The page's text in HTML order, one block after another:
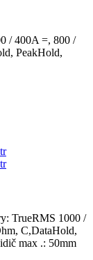
/ 400A =, 800 /
PeakHold,
TrueRMS 1000 /
C,DataHold,
max .: 50mm